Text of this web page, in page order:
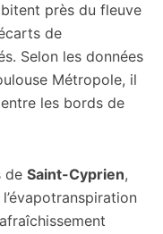
près du fleuve
de
Selon les données
Métropole, il
entre les bords de
de Saint-Cyprien,